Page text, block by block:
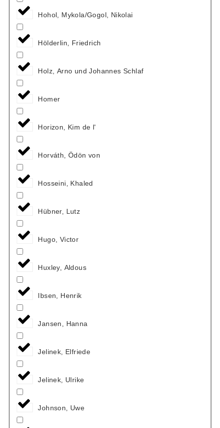
Hohol, Mykola/Gogol, Nikolai
Hölderlin, Friedrich
Holz, Arno und Johannes Schlaf
Homer
Horizon, Kim de l'
Horváth, Ödön von
Hosseini, Khaled
Hübner, Lutz
Hugo, Victor
Huxley, Aldous
Ibsen, Henrik
Jansen, Hanna
Jelinek, Elfriede
Jelinek, Ulrike
Johnson, Uwe